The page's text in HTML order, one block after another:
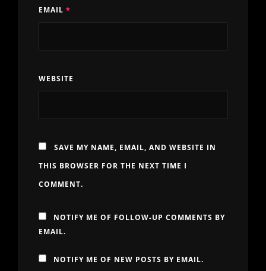
EMAIL *
WEBSITE
SAVE MY NAME, EMAIL, AND WEBSITE IN
THIS BROWSER FOR THE NEXT TIME I
COMMENT.
NOTIFY ME OF FOLLOW-UP COMMENTS BY
EMAIL.
NOTIFY ME OF NEW POSTS BY EMAIL.